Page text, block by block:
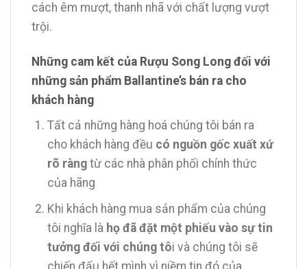
cách êm mượt, thanh nhã với chất lượng vượt
trội.
Những cam kết của Rượu Song Long đối với
những sản phẩm Ballantine’s bán ra cho
khách hàng
Tất cả những hàng hoá chúng tôi bán ra
cho khách hàng đều có nguồn gốc xuất xứ
rõ ràngtừ các nhà phân phối chính thức
của hãng
Khi khách hàng mua sản phẩm của chúng
tôi nghĩa làhọ đã đặt một phiếu vào sự tin
tưởng đối với chúng tôi và chúng tôi sẽ